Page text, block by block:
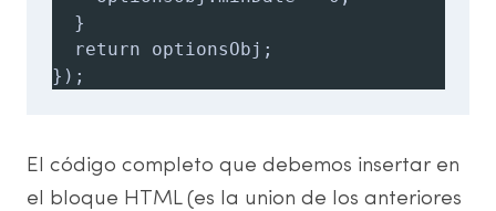
  }
  return optionsObj;
});
El código completo que debemos insertar en
el bloque HTML (es la union de los anteriores